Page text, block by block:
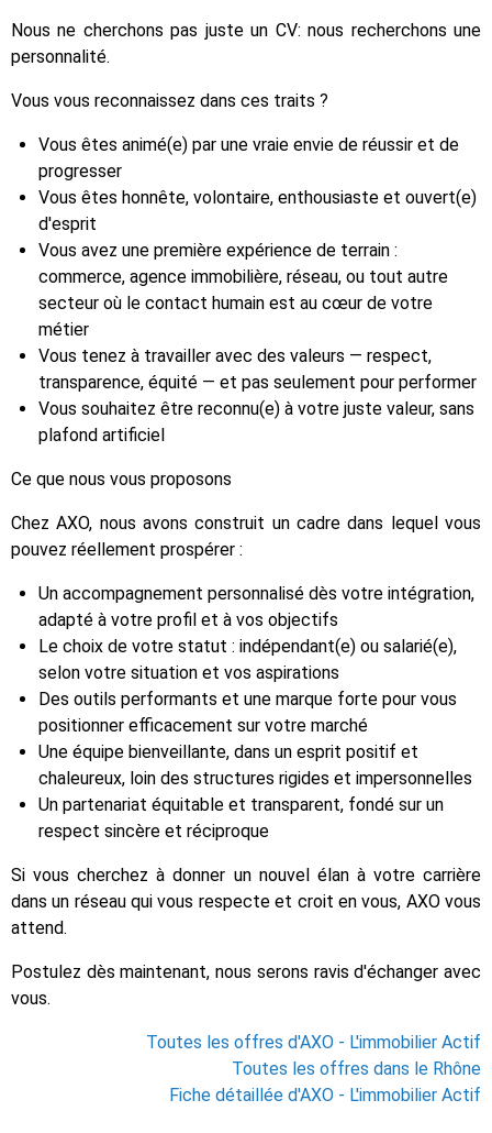
Nous ne cherchons pas juste un CV: nous recherchons une
personnalité.
Vous vous reconnaissez dans ces traits ?
Vous êtes animé(e) par une vraie envie de réussir et de
progresser
Vous êtes honnête, volontaire, enthousiaste et ouvert(e)
d'esprit
Vous avez une première expérience de terrain :
commerce, agence immobilière, réseau, ou tout autre
secteur où le contact humain est au cœur de votre
métier
Vous tenez à travailler avec des valeurs — respect,
transparence, équité — et pas seulement pour performer
Vous souhaitez être reconnu(e) à votre juste valeur, sans
plafond artificiel
Ce que nous vous proposons
Chez AXO, nous avons construit un cadre dans lequel vous
pouvez réellement prospérer :
Un accompagnement personnalisé dès votre intégration,
adapté à votre profil et à vos objectifs
Le choix de votre statut : indépendant(e) ou salarié(e),
selon votre situation et vos aspirations
Des outils performants et une marque forte pour vous
positionner efficacement sur votre marché
Une équipe bienveillante, dans un esprit positif et
chaleureux, loin des structures rigides et impersonnelles
Un partenariat équitable et transparent, fondé sur un
respect sincère et réciproque
Si vous cherchez à donner un nouvel élan à votre carrière
dans un réseau qui vous respecte et croit en vous, AXO vous
attend.
Postulez dès maintenant, nous serons ravis d'échanger avec
vous.
Toutes les offres d'AXO - L'immobilier Actif
Toutes les offres dans le Rhône
Fiche détaillée d'AXO - L'immobilier Actif